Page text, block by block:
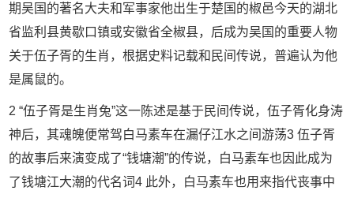
期吴国的著名大夫和军事家他出生于楚国的椒邑今天的湖北
省监利县黄歇口镇或安徽省全椒县，后成为吴国的重要人物
关于伍子胥的生肖，根据史料记载和民间传说，普遍认为他
是属鼠的。
2 “伍子胥是生肖兔”这一陈述是基于民间传说，伍子胥化身涛
神后，其魂魄便常驾白马素车在漏仔江水之间游荡3 伍子胥
的故事后来演变成了“钱塘潮”的传说，白马素车也因此成为
了钱塘江大潮的代名词4 此外，白马素车也用来指代丧事中